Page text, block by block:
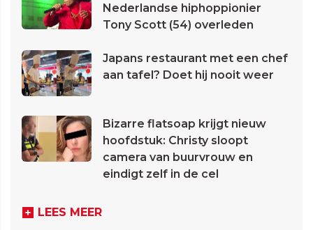
Nederlandse hiphoppionier
Tony Scott (54) overleden
Japans restaurant met een chef
aan tafel? Doet hij nooit weer
Bizarre flatsoap krijgt nieuw
hoofdstuk: Christy sloopt
camera van buurvrouw en
eindigt zelf in de cel
LEES MEER